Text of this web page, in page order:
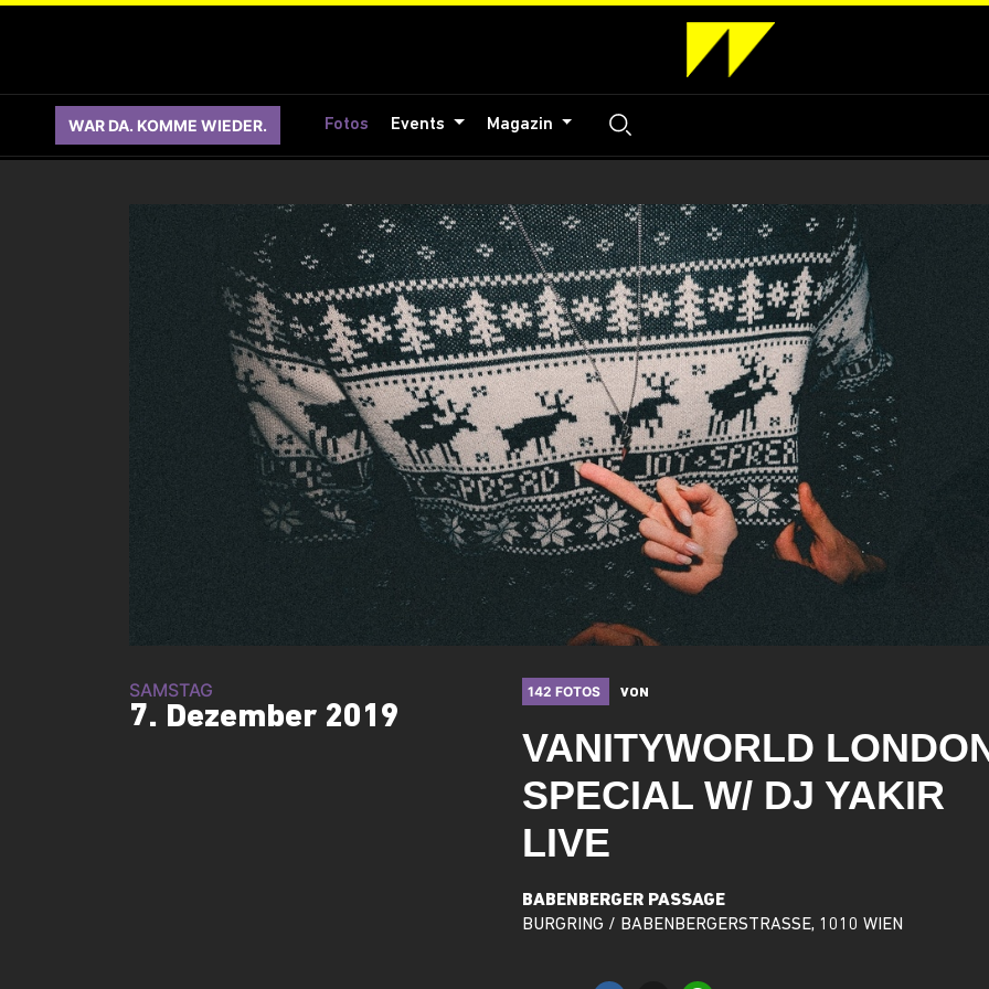
WAR DA. KOMME WIEDER. Fotos Events Magazin
SAMSTAG
7. Dezember 2019
142 FOTOS VON
VANITYWORLD
SPECIAL W/ DJ YAKIR
LIVE
BABENBERGER PASSAGE
BURGRING / BABENBERGERSTRASSE, 1010 WIEN